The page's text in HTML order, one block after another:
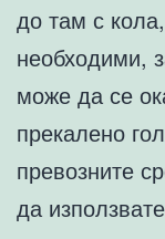
до там с
необходими,
може да се
прекалено
превозните
да